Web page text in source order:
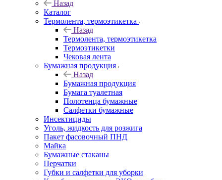
Назад
Каталог
Термолента, термоэтикетка
Назад
Термолента, термоэтикетка
Термоэтикетки
Чековая лента
Бумажная продукция
Назад
Бумажная продукция
Бумага туалетная
Полотенца бумажные
Салфетки бумажные
Инсектициды
Уголь, жидкость для розжига
Пакет фасовочный ПНД
Майка
Бумажные стаканы
Перчатки
Губки и салфетки для уборки